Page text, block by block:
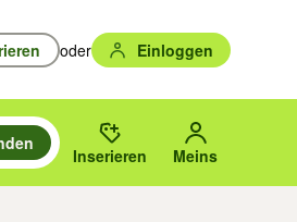
oder Einloggen
und mit Eingabetaste auswählen.
oder Vorschläge mit den
Orts oder PLZ.
Inserieren Meins